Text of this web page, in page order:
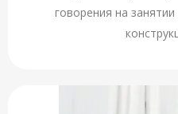
говорения на